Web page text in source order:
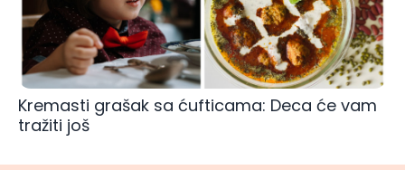
Kremasti grašak sa ćufticama: Deca će vam
tražiti još